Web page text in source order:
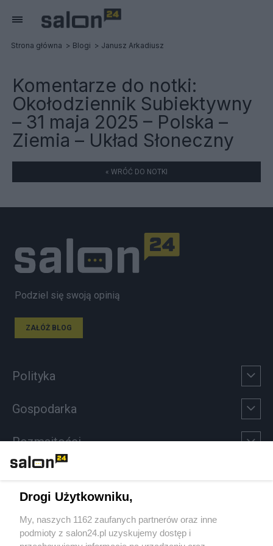
Strona główna Blogi Janusz Arkadiusz
Komentarze do notki:
Okołodziennik Subiektywny
– 31 maja 2025 – Polska –
Ziemia – Układ Słoneczny
« WRÓĆ DO NOTKI
Podziel się swoją opinią
ZAŁÓŻ BLOG
Polityka
Gospodarka
Rozmaitości
Sport
Społeczeństwo
Drogi Użytkowniku,
My, naszych 1162 zaufanych partnerów oraz inne
podmioty z salon24.pl uzyskujemy dostęp i